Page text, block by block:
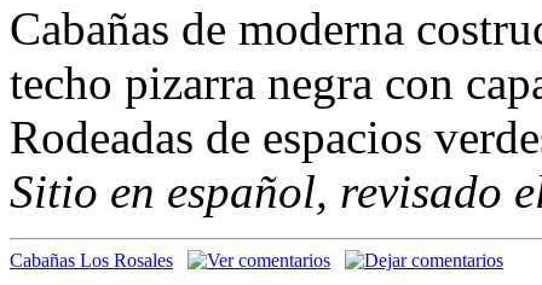
Cabañas de moderna
techo pizarra negra con
Rodeadas de espacios
Sitio en español, revisado
Cabañas Los Rosales